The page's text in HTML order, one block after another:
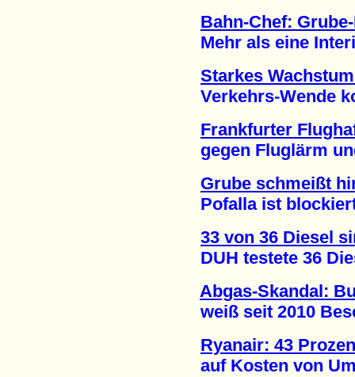
Bahn-Chef:
Mehr als eine
Starkes
Verkehrs-Wende
Frankfurter
gegen Fluglärm
Grube schmeißt
Pofalla ist blockiert
33 von 36 Diesel
DUH testete 36
Abgas-Skandal:
weiß seit 2010
Ryanair: 43
auf Kosten von